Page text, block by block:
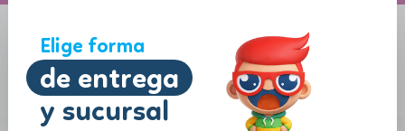
Elige forma
de entrega
y sucursal